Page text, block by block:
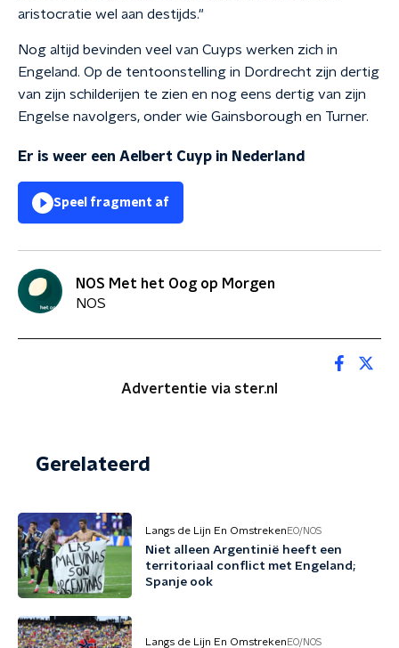
aristocratie wel aan destijds."
Nog altijd bevinden veel van Cuyps werken zich in
Engeland. Op de tentoonstelling in Dordrecht zijn dertig
van zijn schilderijen te zien en nog eens dertig van zijn
Engelse navolgers, onder wie Gainsborough en Turner.
Er is weer een Aelbert Cuyp in Nederland
Speel fragment af
NOS Met het Oog op Morgen
NOS
Advertentie via ster.nl
Gerelateerd
Langs de Lijn En Omstreken EO/NOS
Niet alleen Argentinië heeft een
territoriaal conflict met Engeland;
Spanje ook
Langs de Lijn En Omstreken EO/NOS